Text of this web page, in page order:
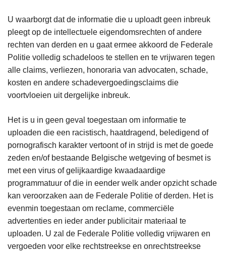
U waarborgt dat de informatie die u uploadt geen inbreuk
pleegt op de intellectuele eigendomsrechten of andere
rechten van derden en u gaat ermee akkoord de Federale
Politie volledig schadeloos te stellen en te vrijwaren tegen
alle claims, verliezen, honoraria van advocaten, schade,
kosten en andere schadevergoedingsclaims die
voortvloeien uit dergelijke inbreuk.
Het is u in geen geval toegestaan om informatie te
uploaden die een racistisch, haatdragend, beledigend of
pornografisch karakter vertoont of in strijd is met de goede
zeden en/of bestaande Belgische wetgeving of besmet is
met een virus of gelijkaardige kwaadaardige
programmatuur of die in eender welk ander opzicht schade
kan veroorzaken aan de Federale Politie of derden. Het is
evenmin toegestaan om reclame, commerciële
advertenties en ieder ander publicitair materiaal te
uploaden. U zal de Federale Politie volledig vrijwaren en
vergoeden voor elke rechtstreekse en onrechtstreekse